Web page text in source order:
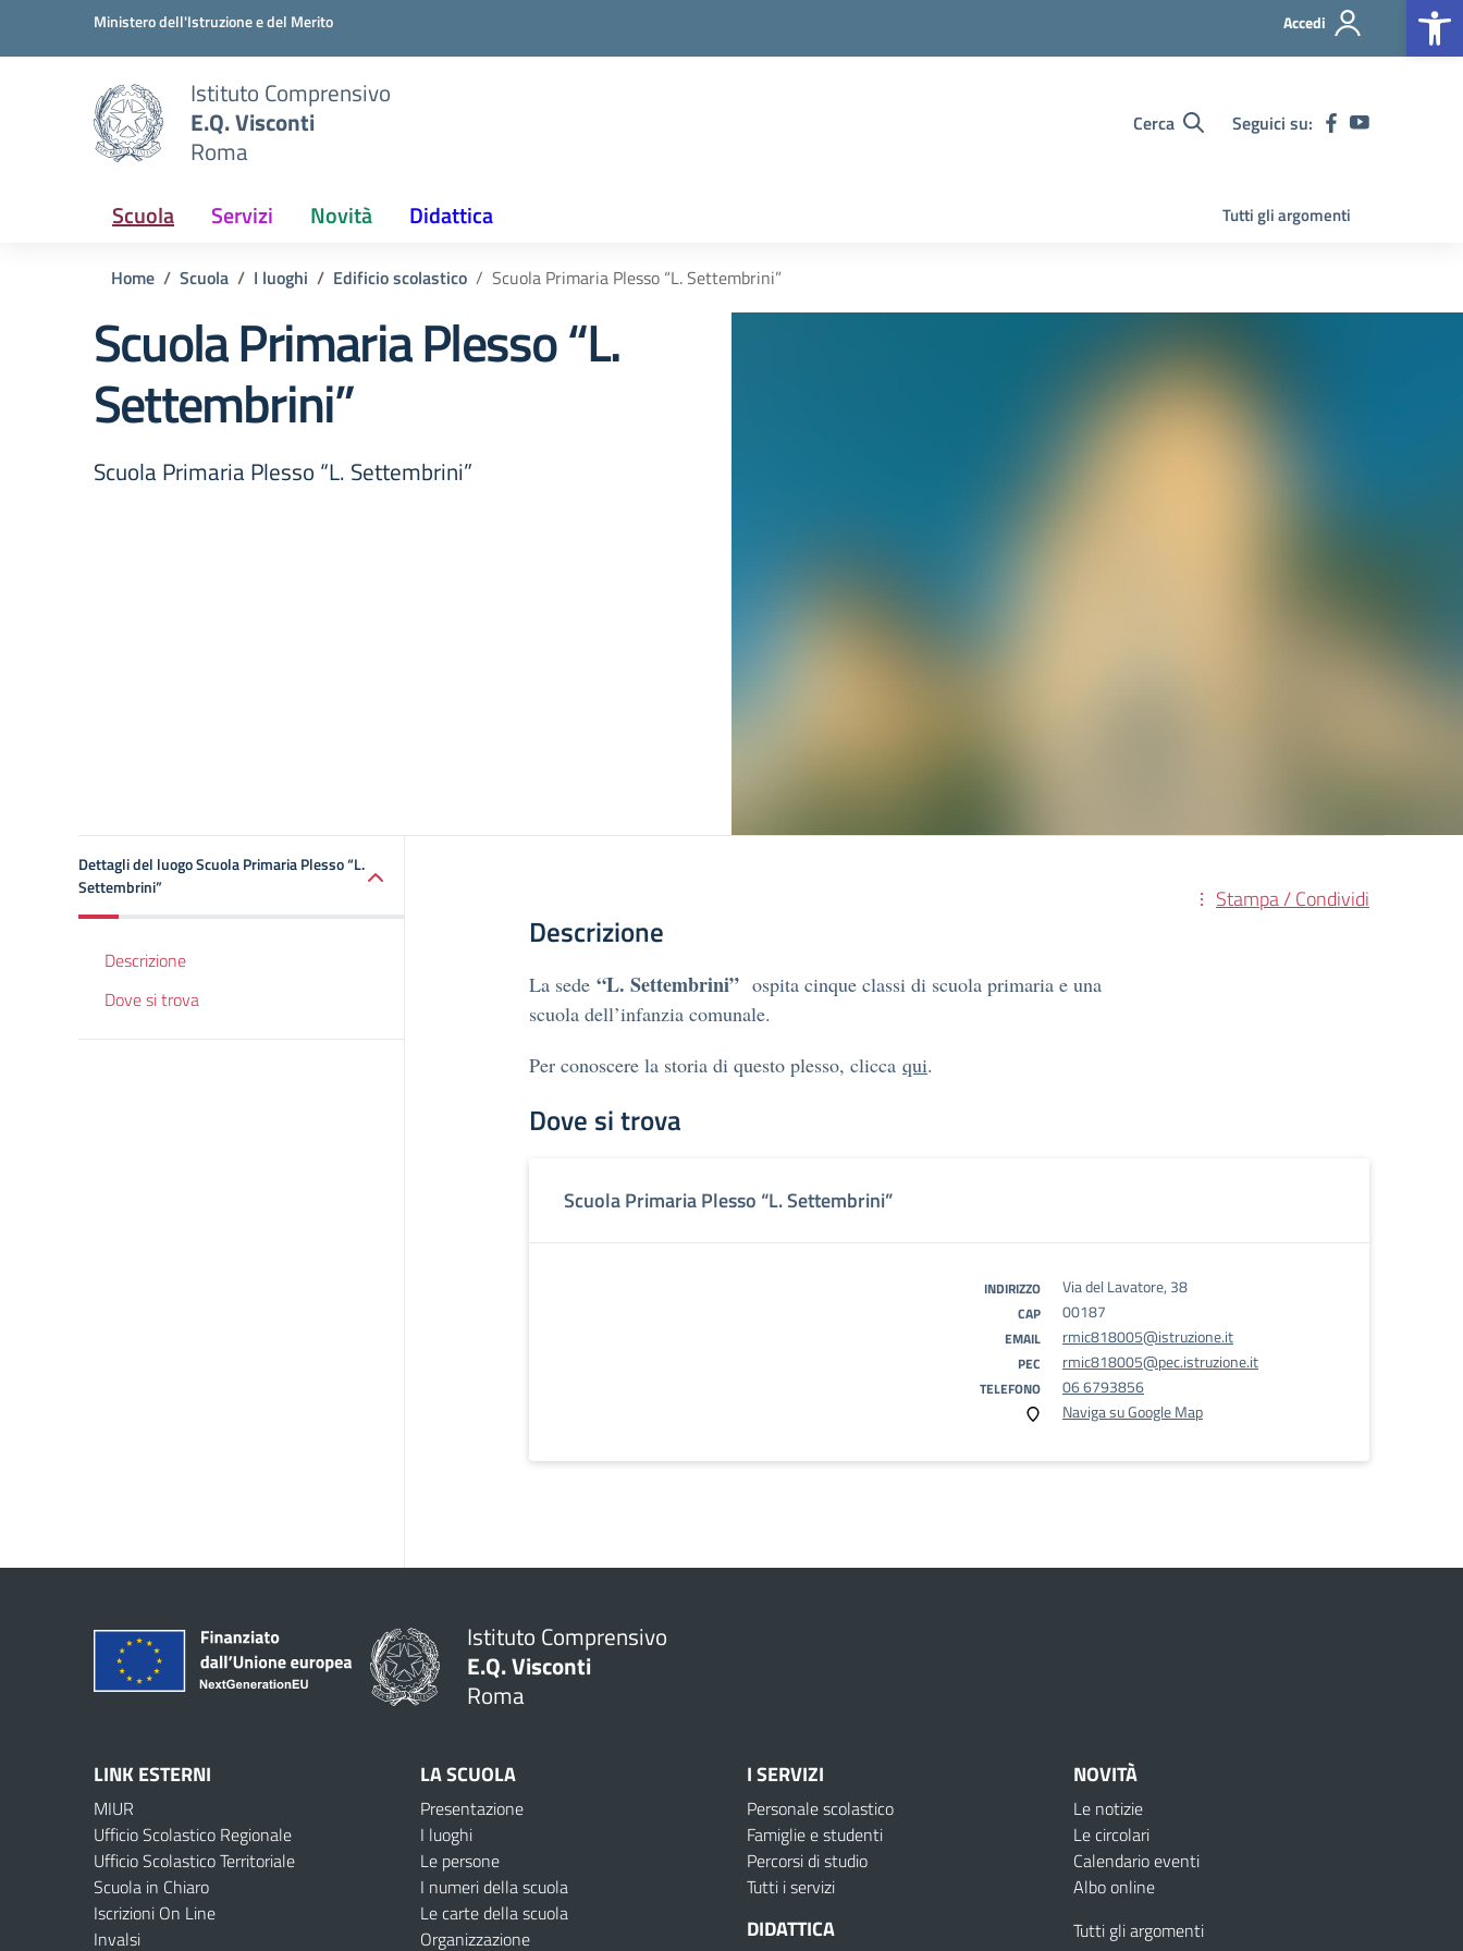
Vai ai contenuti
Vai al menu di navigazioneMinistero dell'Istruzione e del Merito Accedi
Istituto Comprensivo
E.Q. Visconti
Roma
Cerca Seguici su:
Scuola Servizi Novità Didattica Tutti gli argomenti
Home Scuola I luoghi Edificio scolastico Scuola Primaria Plesso “L. Settembrini”
Scuola Primaria Plesso “L.
Settembrini”
Scuola Primaria Plesso “L. Settembrini”
Dettagli del luogo Scuola Primaria Plesso “L.
Settembrini”
Descrizione
Dove si trova
Stampa / Condividi
Descrizione
La sede “L. Settembrini” ospita cinque classi di scuola primaria e una
scuola dell’infanzia comunale.
Per conoscere la storia di questo plesso, clicca qui.
Dove si trova
Scuola Primaria Plesso “L. Settembrini”
INDIRIZZO Via del Lavatore, 38
CAP 00187
EMAIL rmic818005@istruzione.it
PEC rmic818005@pec.istruzione.it
TELEFONO
06 6793856
Naviga su Google Map
Istituto Comprensivo
E.Q. Visconti
Roma
LINK ESTERNI
MIUR
Ufficio Scolastico Regionale
Ufficio Scolastico Territoriale
Scuola in Chiaro
Iscrizioni On Line
Invalsi
LA SCUOLA
Presentazione
I luoghi
Le persone
I numeri della scuola
Le carte della scuola
Organizzazione
I SERVIZI
Personale scolastico
Famiglie e studenti
Percorsi di studio
Tutti i servizi
DIDATTICA
NOVITÀ
Le notizie
Le circolari
Calendario eventi
Albo online
Tutti gli argomenti